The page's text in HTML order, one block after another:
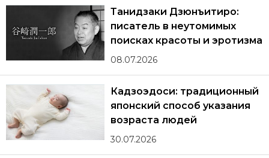
Танидзаки Дзюнъитиро:
писатель в неутомимых
поисках красоты и эротизма
08.07.2026
Кадзоэдоси: традиционный
японский способ указания
возраста людей
30.07.2026